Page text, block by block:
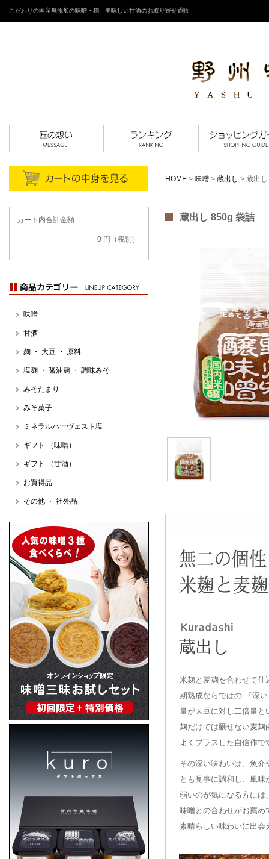
こだわりの国産無添加の味噌・麹、美味しい甘酒のお取り寄せ通販
HOME > 味噌 > 蔵出し > 蔵出
蔵出し 850g 袋詰
蔵出し
米麹と麦麹を合わせて仕
期熟成ならではの 『深
量が大豆に対し二倍量と
麹だけでは醸せない麦麹
よくプラスした自信作で
その深い味わいは、魚
とも見事に調和し、風
弱いのが気になる方には
味噌との合わせがお薦め
素晴らしい味わいに出会
カート内合計金額
0 円（税別）
味噌
甘酒
麹 ・ 大豆 ・ 原料
塩麹 ・ 醤油麹 ・ 調味みそ
みそたまり
みそ菓子
ミネラルハーヴェスト塩
ギフト （味噌）
ギフト （甘酒）
お買得品
その他 ・ 社外品